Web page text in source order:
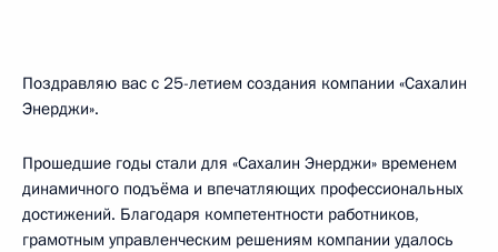
Поздравляю вас с 25-летием создания компании «Сахалин
Энерджи».
Прошедшие годы стали для «Сахалин Энерджи» временем
динамичного подъёма и впечатляющих профессиональных
достижений. Благодаря компетентности работников,
грамотным управленческим решениям компании удалось